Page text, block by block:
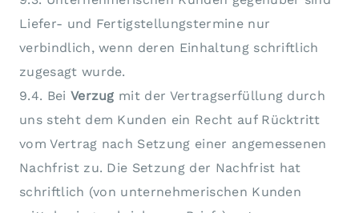
Liefer- und Fertigstellungstermine nur
verbindlich, wenn deren Einhaltung schriftlich
zugesagt wurde.
9.4. Bei Verzug mit der Vertragserfüllung durch
uns steht dem Kunden ein Recht auf Rücktritt
vom Vertrag nach Setzung einer angemessenen
Nachfrist zu. Die Setzung der Nachfrist hat
schriftlich (von unternehmerischen Kunden